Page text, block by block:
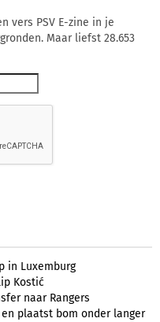
vers PSV E-zine in je
Maar liefst 28.653
in Luxemburg
Kostić
naar Rangers
plaatst bom onder langer